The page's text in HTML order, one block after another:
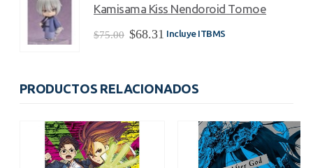
$75.00.$68.31.
Kamisama Kiss Nendoroid Tomoe
$75.00 El
$75.00.
$68.31 El
$68.31.
Incluye ITBMS
PRODUCTOS RELACIONADOS